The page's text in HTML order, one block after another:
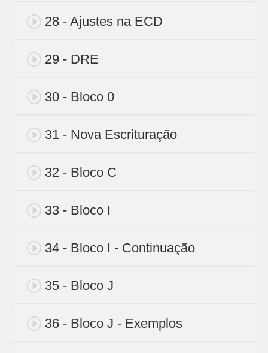
28 - Ajustes na ECD
29 - DRE
30 - Bloco 0
31 - Nova Escrituração
32 - Bloco C
33 - Bloco I
34 - Bloco I - Continuação
35 - Bloco J
36 - Bloco J - Exemplos